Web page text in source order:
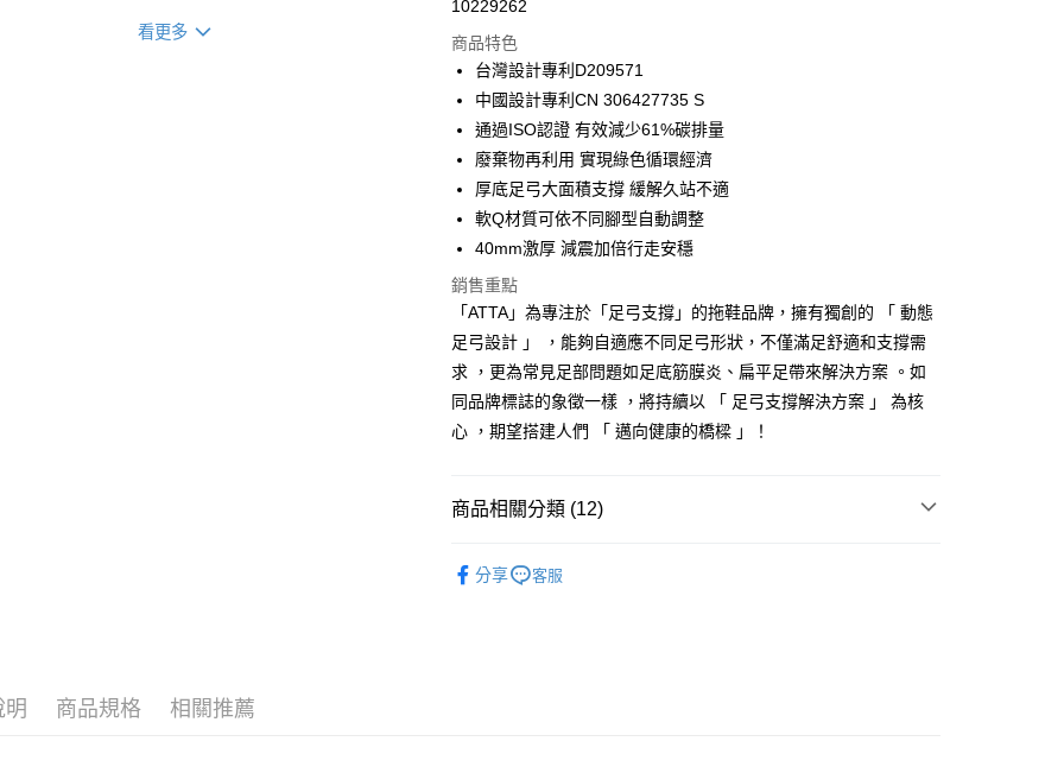
看更多
LINE Pay
Apple Pay
街口支付
悠遊付
Google Pay
AFTEE先享後付
相關說明
【關於「AFTEE先享後付」】
AFTEE先享後付是「在收到商品之後才付款」的支付方式。 讓您購物簡單
便利好安心！
１．簡單：不需註冊會員、不需綁卡、不需儲值。
２．便利：只要手機號碼，簡訊認證，即可結帳。
３．安心：先確認商品／服務後，再付款。
１．於結帳方式選擇「AFTEE先享後付」後，將跳轉至「AFTEE先享後
３．收到繳費通知簡訊後14天內，點擊此簡訊中的連結，可透過四大超商
／ATM／網路銀行／等多元方式進行付款，方視為交易完成。
ATM付款
運送方式
每筆NT$80，滿NT$490(含以上)免運費
每筆NT$80，滿NT$490(含以上)免運費
10229262
商品特色
台灣設計專利D209571
中國設計專利CN 306427735 S
通過ISO認證 有效減少61%碳排量
廢棄物再利用 實現綠色循環經濟
厚底足弓大面積支撐 緩解久站不適
軟Q材質可依不同腳型自動調整
40mm激厚 減震加倍行走安穩
銷售重點
「ATTA」為專注於「足弓支撐」的拖鞋品牌，擁有獨創的 「 動態
足弓設計 」 ，能夠自適應不同足弓形狀，不僅滿足舒適和支撐需
求 ，更為常見足部問題如足底筋膜炎、扁平足帶來解決方案 。如
同品牌標誌的象徵一樣 ，將持續以 「 足弓支撐解決方案 」 為核
心 ，期望搭建人們 「 邁向健康的橋樑 」！
商品相關分類 (12)
分享 客服
明 商品規格 相關推薦